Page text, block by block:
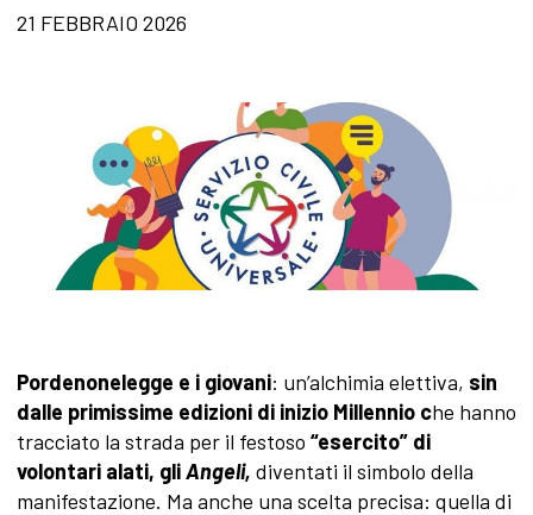
21 FEBBRAIO 2026
Pordenonelegge e i giovani: un’alchimia elettiva, sin
dalle primissime edizioni di inizio Millennio che hanno
tracciato la strada per il festoso “esercito” di
volontari alati, gliAngeli, diventati il simbolo della
manifestazione. Ma anche una scelta precisa: quella di